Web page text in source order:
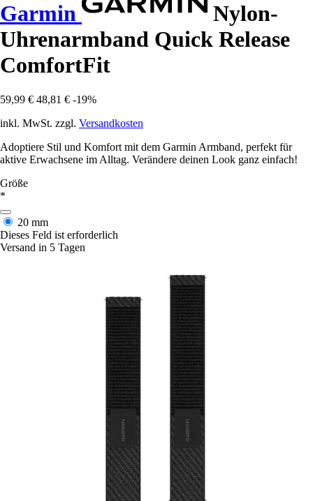
Garmin
Nylon-
Uhrenarmband Quick Release
ComfortFit
59,99 € 48,81 € -19%
inkl. MwSt. zzgl. Versandkosten
Adoptiere Stil und Komfort mit dem Garmin Armband, perfekt für
aktive Erwachsene im Alltag. Verändere deinen Look ganz einfach!
Größe
*
20 mm
Dieses Feld ist erforderlich
Versand in 5 Tagen